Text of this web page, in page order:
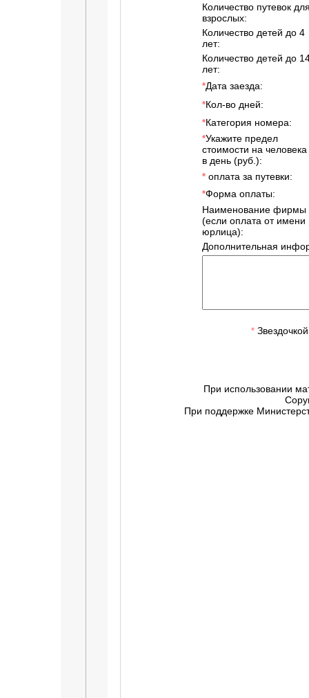
Количество путевок
взрослых:
Количество детей до 4
лет:
Количество детей до
лет:
*Дата заезда:
*Кол-во дней:
*Категория номера:
*Укажите предел
стоимости на человека
в день (руб.):
*оплата за путевки:
*Форма оплаты:
Наименование фирмы
(если оплата от имени
юрлица):
Дополнительная
*
При использовании
При поддержке